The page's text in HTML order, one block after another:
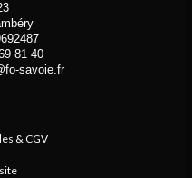
81 40
savoie.fr
& CGV